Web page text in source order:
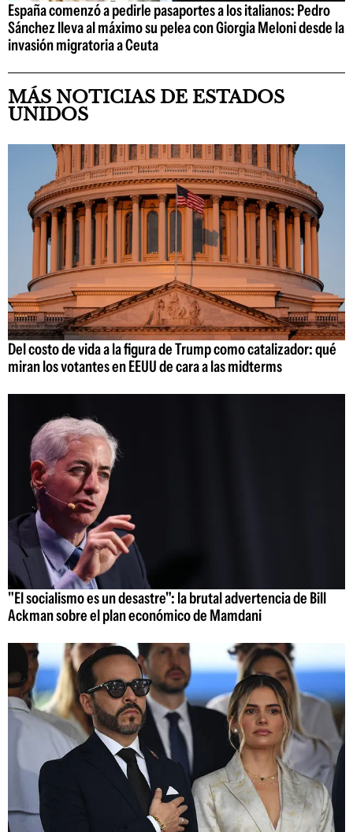
España comenzó a pedirle pasaportes a los italianos: Pedro
Sánchez lleva al máximo su pelea con Giorgia Meloni desde la
invasión migratoria a Ceuta
MÁS NOTICIAS DE ESTADOS
UNIDOS
Del costo de vida a la figura de Trump como catalizador: qué
miran los votantes en EEUU de cara a las midterms
"El socialismo es un desastre": la brutal advertencia de Bill
Ackman sobre el plan económico de Mamdani